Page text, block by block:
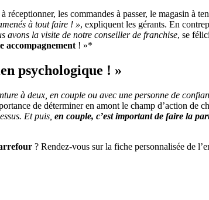
réceptionner, les commandes à passer, le magasin à
à tout faire ! », expliquent les gérants. En
avons la visite de notre conseiller de franchise, se
accompagnement ! »*
psychologique ! »
à deux, en couple ou avec une personne de
de déterminer en amont le champ d’action de
Et puis, en couple, c’est important de faire la
? Rendez-vous sur la fiche personnalisée de